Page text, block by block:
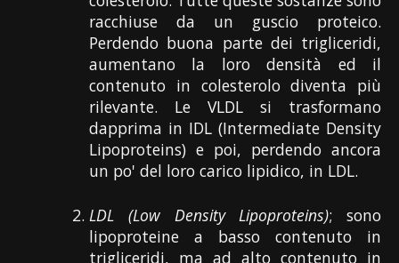
racchiuse da un guscio proteico.
Perdendo buona parte dei trigliceridi,
aumentano la loro densità ed il
contenuto in colesterolo diventa più
rilevante. Le VLDL si trasformano
dapprima in IDL (Intermediate Density
Lipoproteins) e poi, perdendo ancora
un po' del loro carico lipidico, in LDL.
LDL (Low Density Lipoproteins); sono
lipoproteine a basso contenuto in
trigliceridi, ma ad alto contenuto in